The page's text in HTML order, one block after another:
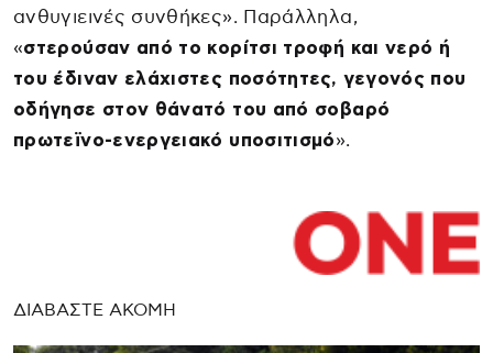
ανθυγιεινές συνθήκες». Παράλληλα,
«στερούσαν από το κορίτσι τροφή και νερό ή
του έδιναν ελάχιστες ποσότητες, γεγονός που
οδήγησε στον θάνατό του από σοβαρό
πρωτεϊνο-ενεργειακό υποσιτισμό».
ΔΙΑΒΑΣΤΕ ΑΚΟΜΗ